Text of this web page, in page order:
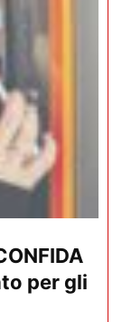
per gli